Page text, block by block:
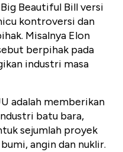
Beautiful Bill versi
kontroversi dan
Misalnya Elon
berpihak pada
industri masa
adalah memberikan
batu bara,
sejumlah proyek
angin dan nuklir.